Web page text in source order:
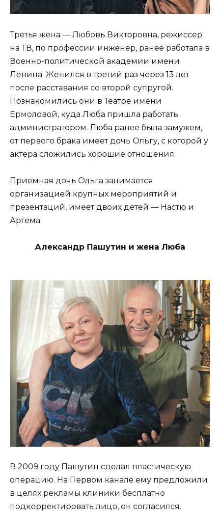
Третья жена — Любовь Викторовна, режиссер
на ТВ, по профессии инженер, ранее работала в
Военно-политической академии имени
Ленина. Женился в третий раз через 13 лет
после расставания со второй супругой.
Познакомились они в Театре имени
Ермоловой, куда Люба пришла работать
администратором. Люба ранее была замужем,
от первого брака имеет дочь Ольгу, с которой у
актера сложились хорошие отношения.
Приемная дочь Ольга занимается
организацией крупных мероприятий и
презентаций, имеет двоих детей — Настю и
Артема.
Александр Пашутин и жена Люба
В 2009 году Пашутин сделал пластическую
операцию. На Первом канале ему предложили
в целях рекламы клиники бесплатно
подкорректировать лицо, он согласился.